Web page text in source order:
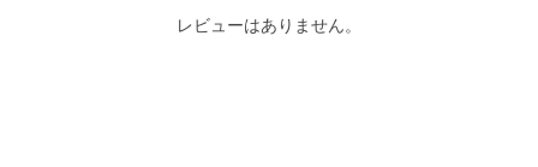
レビューはありません。